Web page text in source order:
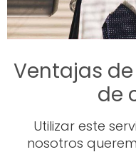
Ventajas
de
Utilizar este
nosotros